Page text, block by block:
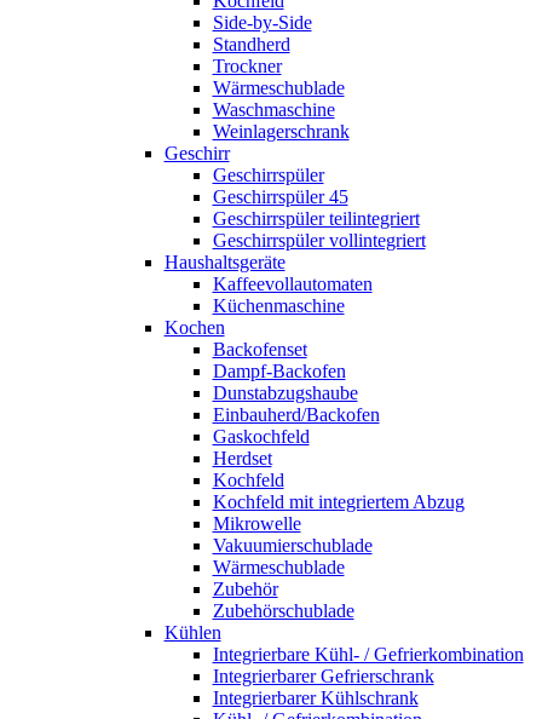
Side-by-Side
Standherd
Trockner
Wärmeschublade
Waschmaschine
Weinlagerschrank
Geschirr
Geschirrspüler
Geschirrspüler 45
Geschirrspüler teilintegriert
Geschirrspüler vollintegriert
Haushaltsgeräte
Kaffeevollautomaten
Küchenmaschine
Kochen
Backofenset
Dampf-Backofen
Dunstabzugshaube
Einbauherd/Backofen
Gaskochfeld
Herdset
Kochfeld
Kochfeld mit integriertem Abzug
Mikrowelle
Vakuumierschublade
Wärmeschublade
Zubehör
Zubehörschublade
Kühlen
Integrierbare Kühl- / Gefrierkombination
Integrierbarer Gefrierschrank
Integrierbarer Kühlschrank